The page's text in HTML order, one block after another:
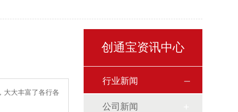
大大丰富了各行各
创通宝资讯中心
行业新闻
公司新闻